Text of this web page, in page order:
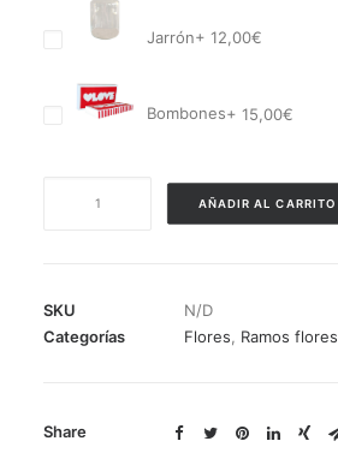
Jarrón+ 12,00€
Bombones+ 15,00€
CLAVELES
-
AÑADIR AL CARRITO
SKU
N/D
Categorías
Flores Ramos flores
Share